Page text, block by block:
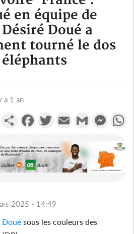
en équipe de
Doué a
tourné le dos
éléphants
a 1 an
PartagerFacebookTwitterEmail Gmail
2025 - 14:49
Doué sous les couleurs des